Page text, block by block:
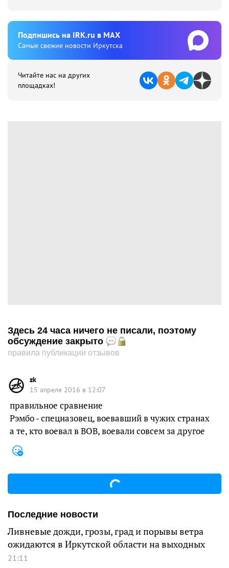
Подпишиcь на IRK.ru в MAX
Cамые свежие новости Иркутска
Читайте нас на других
площадках!
Здесь 24 часа ничего не писали, поэтому
обсуждение закрыто
правила публикации отзывов
zk
15 апреля 2016 в 12:07
правильное сравнение
Рэмбо - спецназовец, воевавший в чужих странах
а те, кто воевал в ВОВ, воевали совсем за другое
Последние новости
Ливневые дожди, грозы, град и порывы ветра
ожидаются в Иркутской области на выходных
21:11